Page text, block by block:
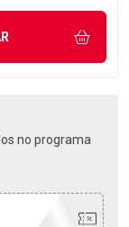
no programa